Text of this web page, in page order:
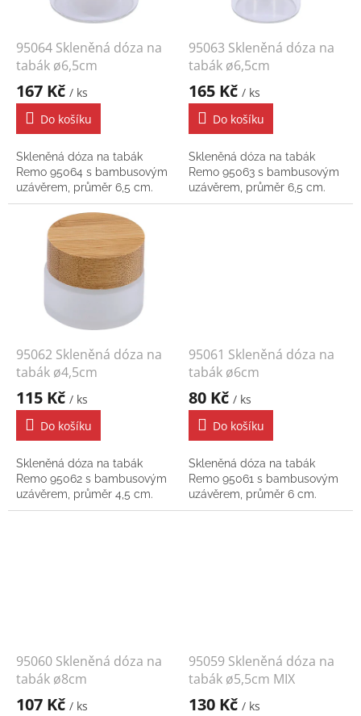
u
95064 Skleněná dóza na
tabák ø6,5cm
167 Kč / ks
Do košíku
Skleněná dóza na tabák
Remo 95064 s bambusovým
uzávěrem, průměr 6,5 cm.
95063 Skleněná dóza na
tabák ø6,5cm
165 Kč / ks
Do košíku
Skleněná dóza na tabák
Remo 95063 s bambusovým
uzávěrem, průměr 6,5 cm.
95062 Skleněná dóza na
tabák ø4,5cm
115 Kč / ks
Do košíku
Skleněná dóza na tabák
Remo 95062 s bambusovým
uzávěrem, průměr 4,5 cm.
95061 Skleněná dóza na
tabák ø6cm
80 Kč / ks
Do košíku
Skleněná dóza na tabák
Remo 95061 s bambusovým
uzávěrem, průměr 6 cm.
95060 Skleněná dóza na
tabák ø8cm
107 Kč / ks
95059 Skleněná dóza na
tabák ø5,5cm MIX
130 Kč / ks